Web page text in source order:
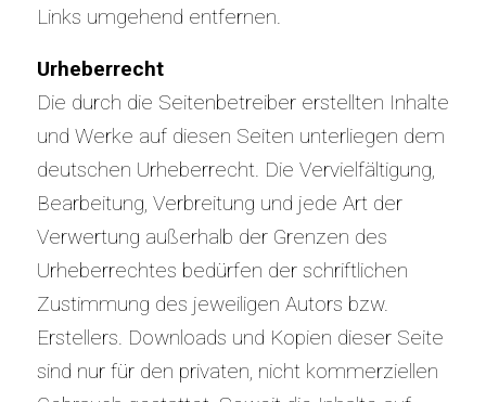
Links umgehend entfernen.
Urheberrecht
Die durch die Seitenbetreiber erstellten Inhalte
und Werke auf diesen Seiten unterliegen dem
deutschen Urheberrecht. Die Vervielfältigung,
Bearbeitung, Verbreitung und jede Art der
Verwertung außerhalb der Grenzen des
Urheberrechtes bedürfen der schriftlichen
Zustimmung des jeweiligen Autors bzw.
Erstellers. Downloads und Kopien dieser Seite
sind nur für den privaten, nicht kommerziellen